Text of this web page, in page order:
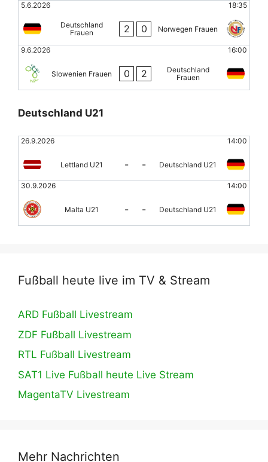
5.6.2026 18:35
Deutschland
Frauen
2 0 Norwegen Frauen
9.6.2026 16:00
Slowenien Frauen 0 2
Deutschland
Frauen
Deutschland U21
26.9.2026 14:00
Lettland U21 - - Deutschland U21
30.9.2026 14:00
Malta U21 - - Deutschland U21
Fußball heute live im TV & Stream
ARD Fußball Livestream
ZDF Fußball Livestream
RTL Fußball Livestream
SAT1 Live Fußball heute Live Stream
MagentaTV Livestream
Mehr Nachrichten